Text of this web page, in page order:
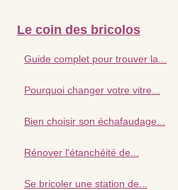
Le coin des bricolos
Guide complet pour trouver la...
Pourquoi changer votre vitre...
Bien choisir son échafaudage...
Rénover l'étanchéité de...
Se bricoler une station de...